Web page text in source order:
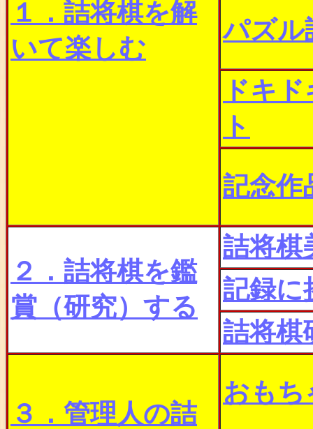
１．詰将棋を解
いて楽しむ
パズル
ドキ
ト
記念作
２．詰将棋を鑑
賞（研究）する
詰将棋
記録に
詰将棋
３．管理人の詰
おもち